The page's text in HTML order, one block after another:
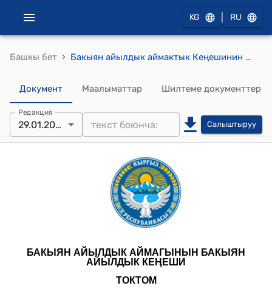
KG RU
Башкы бет › Бакыян айылдык аймактык Кеңешинин 2024-жылдын 29-январындагы № 2 “Бакыян айыл өкмөтүнүн 2023-жылдын бюджетинин аткарылышы боюнча отчётун, 2024-жылга айыл өкмөтүнүн бюджетин жана 2025-2026-жылдарга бюджеттин долбоорун бекитүү жөнүндө” токтому
Документ Маалыматтар Шилтеме документтер
Редакция
29.01.2024 Салыштыруу